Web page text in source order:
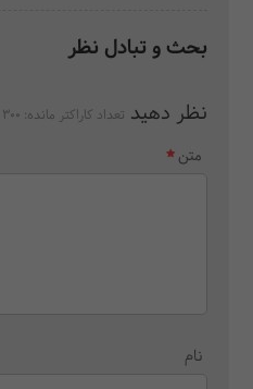
بحث و تبادل نظر
نظر دهید تعداد کاراکتر مانده: 300
متن
نام